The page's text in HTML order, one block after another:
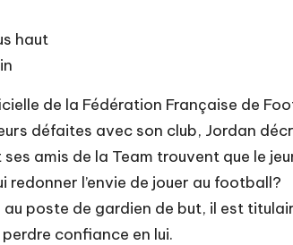
haut
de la Fédération Française de
défaites avec son club, Jordan
amis de la Team trouvent que le
redonner l’envie de jouer au football?
au poste de gardien de but, il est
confiance en lui.